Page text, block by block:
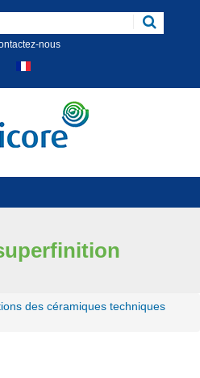
nous
des céramiques techniques